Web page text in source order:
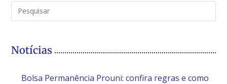
Notícias
Bolsa Permanência Prouni: confira regras e como